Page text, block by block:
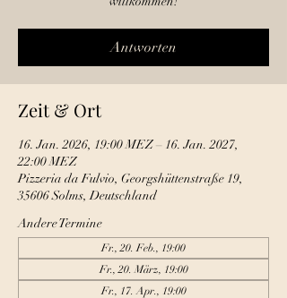
Antworten
Zeit & Ort
16. Jan. 2026, 19:00 MEZ – 16. Jan. 2027,
22:00 MEZ
Pizzeria da Fulvio, Georgshüttenstraße 19,
35606 Solms, Deutschland
Andere Termine
Fr., 20. Feb., 19:00
Fr., 20. März, 19:00
Fr., 17. Apr., 19:00